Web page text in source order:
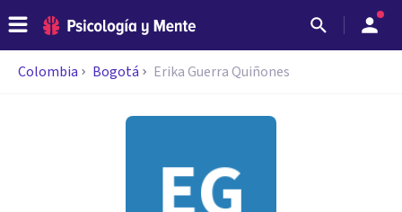
Colombia Bogotá Erika Guerra Quiñones